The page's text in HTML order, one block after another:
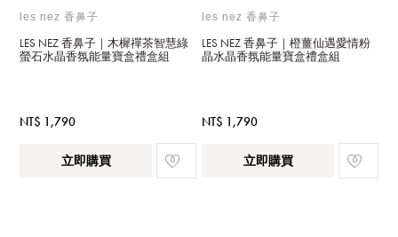
les nez 香鼻子
LES NEZ 香鼻子｜木樨禪茶智慧綠
螢石水晶香氛能量寶盒禮盒組
NT$ 1,790
立即購買
les nez 香鼻子
LES NEZ 香鼻子｜橙薑仙遇愛情粉
晶水晶香氛能量寶盒禮盒組
NT$ 1,790
立即購買